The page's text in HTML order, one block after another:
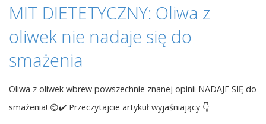
MIT DIETETYCZNY: Oliwa z
oliwek nie nadaje się do
smażenia
Oliwa z oliwek wbrew powszechnie znanej opinii NADAJE SIĘ do
smażenia! 😊✔️ Przeczytajcie artykuł wyjaśniający 👇